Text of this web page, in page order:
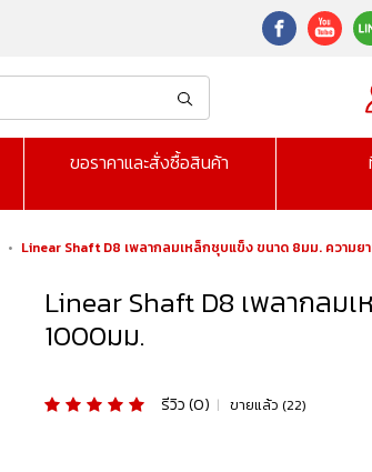
ขอราคาและสั่งซื้อสินค้า
• Linear Shaft D8 เพลากลมเหล็กชุบแข็ง ขนาด 8มม. ความ
Linear Shaft D8 เพลากลม
1000มม.
รีวิว (0) | ขายแล้ว (22)